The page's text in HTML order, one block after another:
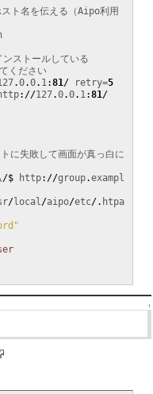
ストールしている
.0.0. 1:81/ retry=5
://127.0.0. 1:81/
/$ http://group.exampl
/local/aipo/etc/. htpa
↑